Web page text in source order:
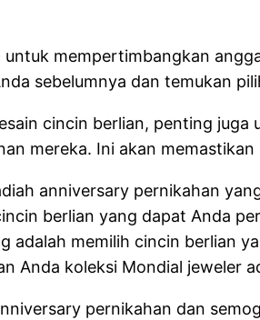
untuk mempertimbangkan
sebelumnya dan temukan
cincin berlian, penting
mereka. Ini akan
anniversary pernikahan
berlian yang dapat Anda
adalah memilih cincin berlian
Anda koleksi Mondial jeweler
pernikahan dan